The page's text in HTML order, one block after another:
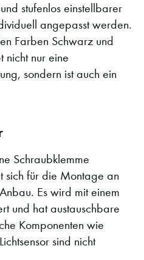
stufenlos einstellbarer
angepasst werden.
Farben Schwarz und
nicht nur eine
sondern ist auch ein
Schraubklemme
sich für die Montage an
Es wird mit einem
und hat austauschbare
Komponenten wie
sind nicht